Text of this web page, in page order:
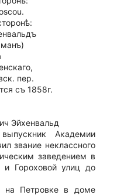
пер.
съ 1858г.
Эйхенвальд
Академии
звание неклассного
заведением в
и Гороховой улиц до
на Петровке в доме